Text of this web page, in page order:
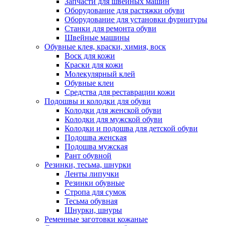
Оборудование для растяжки обуви
Оборудование для установки фурнитуры
Станки для ремонта обуви
Швейные машины
Обувные клея, краски, химия, воск
Воск для кожи
Краски для кожи
Молекулярный клей
Обувные клеи
Средства для реставрации кожи
Подошвы и колодки для обуви
Колодки для женской обуви
Колодки для мужской обуви
Колодки и подошва для детской обуви
Подошва женская
Подошва мужская
Рант обувной
Резинки, тесьма, шнурки
Ленты липучки
Резинки обувные
Стропа для сумок
Тесьма обувная
Шнурки, шнуры
Ременные заготовки кожаные